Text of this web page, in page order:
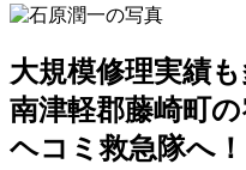
大規模修理実績
南津軽郡藤崎町
ヘコミ救急隊へ！